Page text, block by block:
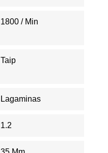
1800 / Min
Taip
Lagaminas
1.2